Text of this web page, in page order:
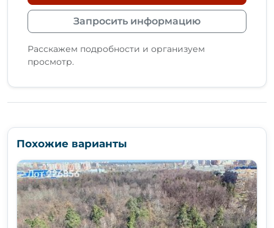
Запросить информацию
Расскажем подробности и организуем
просмотр.
Похожие варианты